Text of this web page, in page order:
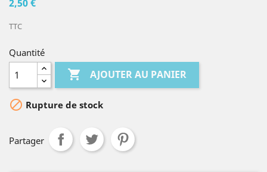
2,50 €
TTC
Quantité
 AJOUTER AU PANIER
 Rupture de stock
Partager